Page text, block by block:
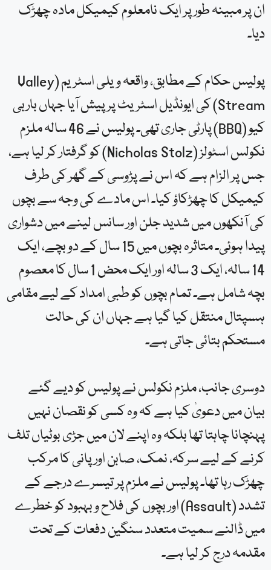
ان پر مبینہ طور پر ایک نامعلوم کیمیکل مادہ چھڑک
دیا۔
پولیس حکام کے مطابق، واقعہ ویلی اسٹریم (Valley
Stream) کی ایونڈیل اسٹریٹ پر پیش آیا جہاں باربی
کیو (BBQ) پارٹی جاری تھی۔ پولیس نے 46 سالہ ملزم
نکولس اسٹولز (Nicholas Stolz) کو گرفتار کر لیا ہے،
جس پر الزام ہے کہ اس نے پڑوسی کے گھر کی طرف
کیمیکل کا چھڑکاؤ کیا۔ اس مادے کی وجہ سے بچوں
کی آنکھوں میں شدید جلن اور سانس لینے میں دشواری
پیدا ہوئی۔ متاثرہ بچوں میں 15 سال کے دو بچے، ایک
14 سالہ، ایک 3 سالہ اور ایک محض 1 سال کا معصوم
بچہ شامل ہے۔ تمام بچوں کو طبی امداد کے لیے مقامی
ہسپتال منتقل کیا گیا ہے جہاں ان کی حالت
مستحکم بتائی جاتی ہے۔
دوسری جانب، ملزم نکولس نے پولیس کو دیے گئے
بیان میں دعویٰ کیا ہے کہ وہ کسی کو نقصان نہیں
پہنچانا چاہتا تھا بلکہ وہ اپنے لان میں جڑی بوٹیاں تلف
کرنے کے لیے سرکہ، نمک، صابن اور پانی کا مرکب
چھڑک رہا تھا۔ پولیس نے ملزم پر تیسرے درجے کے
تشدد (Assault) اور بچوں کی فلاح و بہبود کو خطرے
میں ڈالنے سمیت متعدد سنگین دفعات کے تحت
مقدمہ درج کر لیا ہے۔